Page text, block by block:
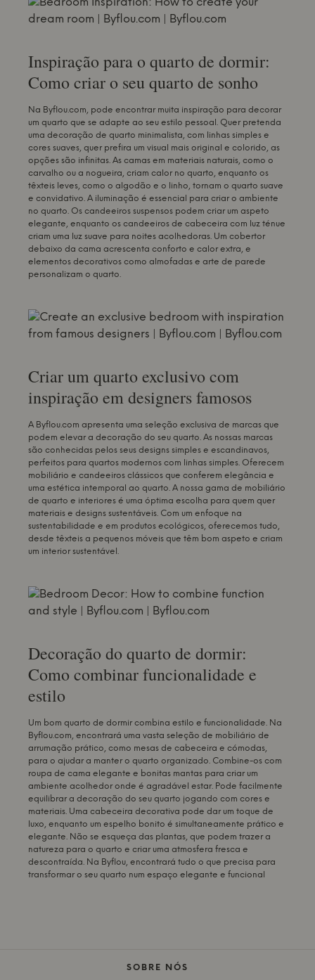
Inspiração para o quarto de dormir:
Como criar o seu quarto de sonho
Na Byflou.com, pode encontrar muita inspiração para decorar
um quarto que se adapte ao seu estilo pessoal. Quer pretenda
uma decoração de quarto minimalista, com linhas simples e
cores suaves, quer prefira um visual mais original e colorido, as
opções são infinitas. As camas em materiais naturais, como o
carvalho ou a nogueira, criam calor no quarto, enquanto os
têxteis leves, como o algodão e o linho, tornam o quarto suave
e convidativo. A iluminação é essencial para criar o ambiente
no quarto. Os candeeiros suspensos podem criar um aspeto
elegante, enquanto os candeeiros de cabeceira com luz ténue
criam uma luz suave para noites acolhedoras. Um cobertor
debaixo da cama acrescenta conforto e calor extra, e
elementos decorativos como almofadas e arte de parede
personalizam o quarto.
Criar um quarto exclusivo com
inspiração em designers famosos
A Byflou.com apresenta uma seleção exclusiva de marcas que
podem elevar a decoração do seu quarto. As nossas marcas
são conhecidas pelos seus designs simples e escandinavos,
perfeitos para quartos modernos com linhas simples. Oferecem
mobiliário e candeeiros clássicos que conferem elegância e
uma estética intemporal ao quarto. A nossa gama de mobiliário
de quarto e interiores é uma óptima escolha para quem quer
materiais e designs sustentáveis. Com um enfoque na
sustentabilidade e em produtos ecológicos, oferecemos tudo,
desde têxteis a pequenos móveis que têm bom aspeto e criam
um interior sustentável.
Decoração do quarto de dormir:
Como combinar funcionalidade e
estilo
Um bom quarto de dormir combina estilo e funcionalidade. Na
Byflou.com, encontrará uma vasta seleção de mobiliário de
arrumação prático, como mesas de cabeceira e cómodas,
para o ajudar a manter o quarto organizado. Combine-os com
roupa de cama elegante e bonitas mantas para criar um
ambiente acolhedor onde é agradável estar. Pode facilmente
equilibrar a decoração do seu quarto jogando com cores e
materiais. Uma cabeceira decorativa pode dar um toque de
luxo, enquanto um espelho bonito é simultaneamente prático e
elegante. Não se esqueça das plantas, que podem trazer a
natureza para o quarto e criar uma atmosfera fresca e
descontraída. Na Byflou, encontrará tudo o que precisa para
transformar o seu quarto num espaço elegante e funcional
SOBRE NÓS